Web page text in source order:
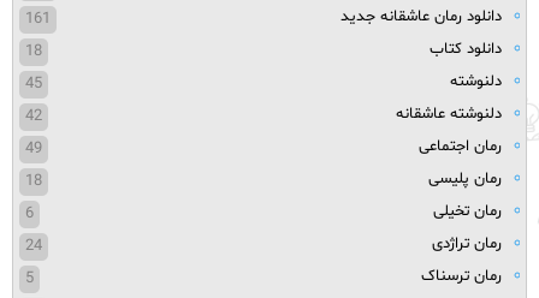
دانلود رمان عاشقانه جدید
161
دانلود کتاب
18
دلنوشته
45
دلنوشته عاشقانه
42
رمان اجتماعی
49
رمان پلیسی
18
رمان تخیلی
6
رمان تراژدی
24
رمان ترسناک
5